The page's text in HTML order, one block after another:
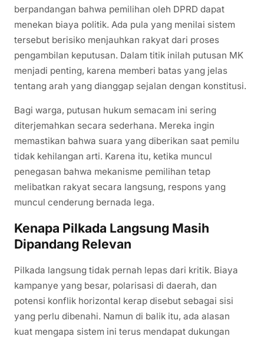
berpandangan bahwa pemilihan oleh DPRD dapat
menekan biaya politik. Ada pula yang menilai sistem
tersebut berisiko menjauhkan rakyat dari proses
pengambilan keputusan. Dalam titik inilah putusan MK
menjadi penting, karena memberi batas yang jelas
tentang arah yang dianggap sejalan dengan konstitusi.
Bagi warga, putusan hukum semacam ini sering
diterjemahkan secara sederhana. Mereka ingin
memastikan bahwa suara yang diberikan saat pemilu
tidak kehilangan arti. Karena itu, ketika muncul
penegasan bahwa mekanisme pemilihan tetap
melibatkan rakyat secara langsung, respons yang
muncul cenderung bernada lega.
Kenapa Pilkada Langsung Masih
Dipandang Relevan
Pilkada langsung tidak pernah lepas dari kritik. Biaya
kampanye yang besar, polarisasi di daerah, dan
potensi konflik horizontal kerap disebut sebagai sisi
yang perlu dibenahi. Namun di balik itu, ada alasan
kuat mengapa sistem ini terus mendapat dukungan